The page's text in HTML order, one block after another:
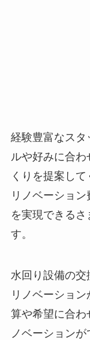
経験豊富なスタ
ルや好みに合
くりを提案して
リノベーショ
を実現できる
す。
水回り設備の
リノベーショ
算や希望に合わ
ノベーションが